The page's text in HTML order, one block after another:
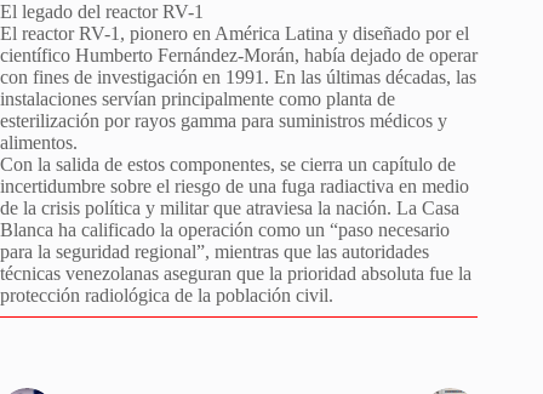
El legado del reactor RV-1
El reactor RV-1, pionero en América Latina y diseñado por el
científico Humberto Fernández-Morán, había dejado de operar
con fines de investigación en 1991. En las últimas décadas, las
instalaciones servían principalmente como planta de
esterilización por rayos gamma para suministros médicos y
alimentos.
Con la salida de estos componentes, se cierra un capítulo de
incertidumbre sobre el riesgo de una fuga radiactiva en medio
de la crisis política y militar que atraviesa la nación. La Casa
Blanca ha calificado la operación como un “paso necesario
para la seguridad regional”, mientras que las autoridades
técnicas venezolanas aseguran que la prioridad absoluta fue la
protección radiológica de la población civil.